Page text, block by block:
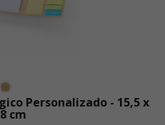
Personalizado - 15,5 x
cm